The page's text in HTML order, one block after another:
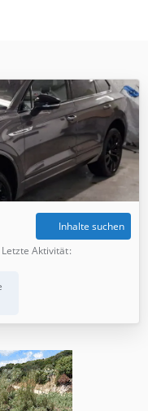
Inhalte suchen
Letzte Aktivität